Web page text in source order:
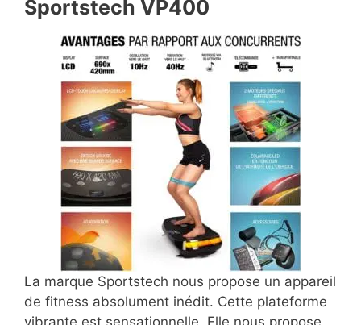
Sportstech VP400
La marque Sportstech nous propose un appareil
de fitness absolument inédit. Cette plateforme